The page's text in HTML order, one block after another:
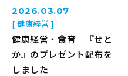
2026.03.07
[ 健康経営 ]
健康経営・食育 『せと
か』のプレゼント配布を
しました